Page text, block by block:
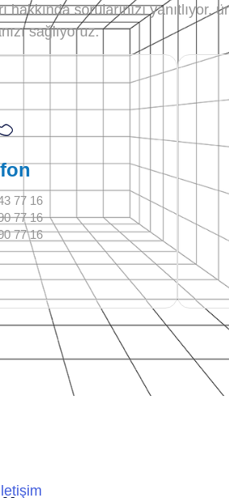
sorularınızı yanıtlıyor,
sağlıyoruz.
77 16
77 16
77 16